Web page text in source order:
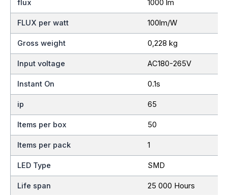
flux 1000 lm
FLUX per watt 100lm/W
Gross weight 0,228 kg
Input voltage AC180-265V
Instant On 0.1s
ip 65
Items per box 50
Items per pack 1
LED Type SMD
Life span 25 000 Hours